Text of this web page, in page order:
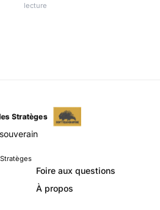
Toutefois, ils ne seront pas
lecture
Foire aux questions
À propos